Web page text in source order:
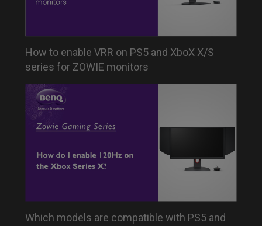
How to enable VRR on PS5 and XboX X/S
series for ZOWIE monitors
Which models are compatible with PS5 and